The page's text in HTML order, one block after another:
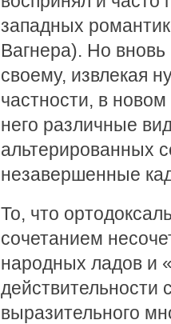
западных
Вагнера). Но
своему, извлекая
частности, в
него различные
альтерированных
незавершенные
То, что
сочетанием
народных ладов и
действительности
выразительного